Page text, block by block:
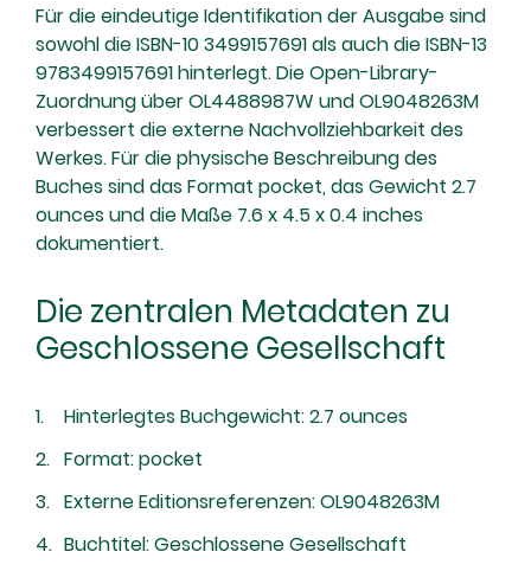
Für die eindeutige Identifikation der Ausgabe sind
sowohl die ISBN-10 3499157691 als auch die ISBN-13
9783499157691 hinterlegt. Die Open-Library-
Zuordnung über OL4488987W und OL9048263M
verbessert die externe Nachvollziehbarkeit des
Werkes. Für die physische Beschreibung des
Buches sind das Format pocket, das Gewicht 2.7
ounces und die Maße 7.6 x 4.5 x 0.4 inches
dokumentiert.
Die zentralen Metadaten zu
Geschlossene Gesellschaft
Hinterlegtes Buchgewicht: 2.7 ounces
Format: pocket
Externe Editionsreferenzen: OL9048263M
Buchtitel: Geschlossene Gesellschaft